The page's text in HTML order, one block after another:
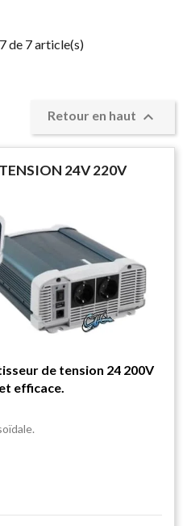
de 7 article(s)
Retour en haut 
24V 220V
de tension 24 200V
efficace.